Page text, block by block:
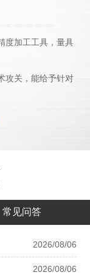
7x24小时在线客
进口校准维修设
常见问答
2026/08/06
2026/08/06